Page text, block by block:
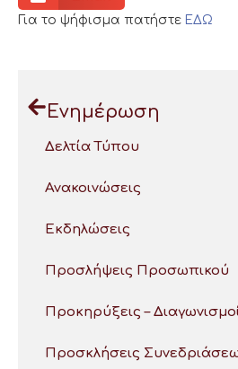
Για το ψήφισμα πατήστε ΕΔΩ
Ενημέρωση
Δελτία Τύπου
Ανακοινώσεις
Εκδηλώσεις
Προσλήψεις Προσωπικού
Προκηρύξεις –
Προσκλήσεις